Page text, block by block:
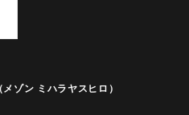
ゾン ミハラヤスヒロ）